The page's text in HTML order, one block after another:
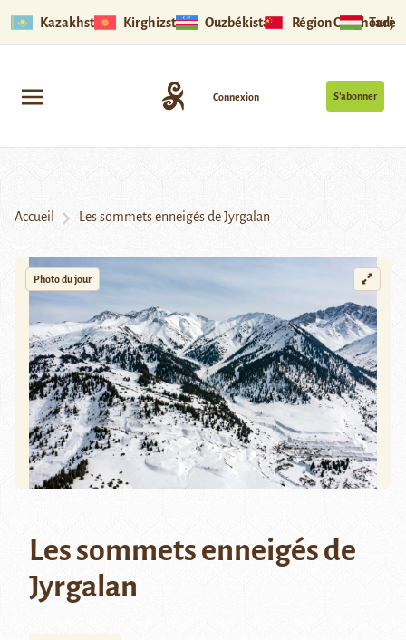
Kazakhstan Kirghizstan Ouzbékistan Région Ouïghoure
S’abonner
Connexion
Accueil Les sommets enneigés de Jyrgalan
Photo du jour
Les sommets enneigés de
Jyrgalan